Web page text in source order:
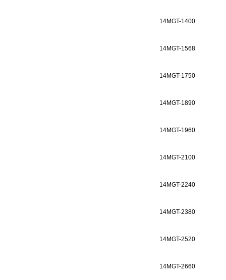
14MGT-1400
14MGT-1568
14MGT-1750
14MGT-1890
14MGT-1960
14MGT-2100
14MGT-2240
14MGT-2380
14MGT-2520
14MGT-2660